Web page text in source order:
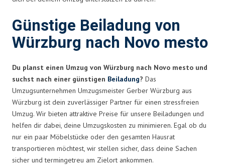
Günstige Beiladung von
Würzburg nach Novo mesto
Du planst einen Umzug von Würzburg nach Novo mesto und
suchst nach einer günstigen Beiladung? Das
Umzugsunternehmen Umzugsmeister Gerber Würzburg aus
Würzburg ist dein zuverlässiger Partner für einen stressfreien
Umzug. Wir bieten attraktive Preise für unsere Beiladungen und
helfen dir dabei, deine Umzugskosten zu minimieren. Egal ob du
nur ein paar Möbelstücke oder den gesamten Hausrat
transportieren möchtest, wir stellen sicher, dass deine Sachen
sicher und termingetreu am Zielort ankommen.